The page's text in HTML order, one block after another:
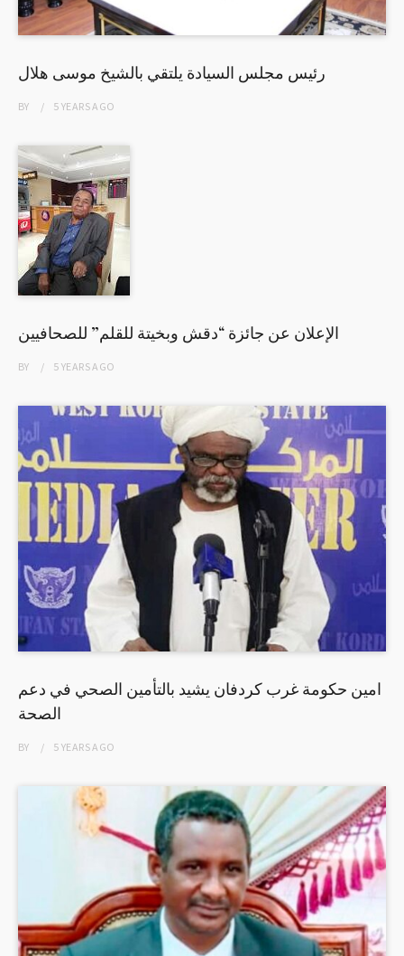
رئيس مجلس السيادة يلتقي بالشيخ موسى هلال
BY 5 YEARSAGO
الإعلان عن جائزة “دقش وبخيتة للقلم” للصحافيين
BY 5 YEARSAGO
امين حكومة غرب كردفان يشيد بالتأمين الصحي في دعم
الصحة
BY 5 YEARSAGO